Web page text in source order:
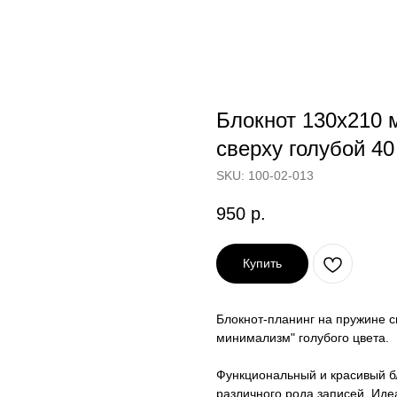
Блокнот
сверху голубой
SKU: 100-02-013
950 р.
Купить
Блокнот-планинг на пружине
минимализм" голубого цвета.
Функциональный и красивый
различного рода записей.